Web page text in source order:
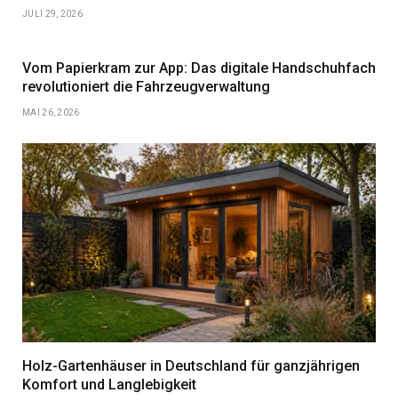
JULI 29, 2026
Vom Papierkram zur App: Das digitale Handschuhfach
revolutioniert die Fahrzeugverwaltung
MAI 26, 2026
Holz-Gartenhäuser in Deutschland für ganzjährigen
Komfort und Langlebigkeit